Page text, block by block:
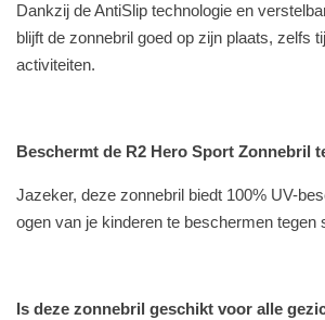
Dankzij de AntiSlip technologie en
blijft de zonnebril goed op zijn plaats, zelfs
activiteiten.
Beschermt de R2 Hero Sport Zonnebril
Jazeker, deze zonnebril biedt 100% UV-
ogen van je kinderen te beschermen tegen
Is deze zonnebril geschikt voor alle